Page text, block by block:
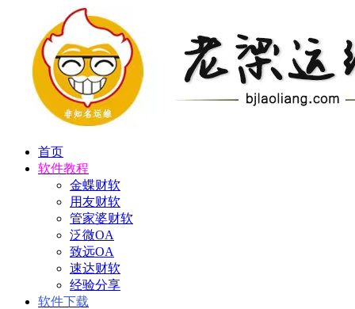
首页
软件教程
金蝶财软
用友财软
管家婆财软
泛微OA
致远OA
速达财软
经验分享
软件下载